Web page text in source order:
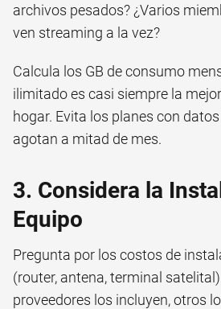
archivos pesados? ¿Varios
ven streaming a la vez?
Calcula los GB de consumo
ilimitado es casi siempre la
hogar. Evita los planes con
agotan a mitad de mes.
3. Considera la
Equipo
Pregunta por los costos de
(router, antena, terminal
proveedores los incluyen, otros